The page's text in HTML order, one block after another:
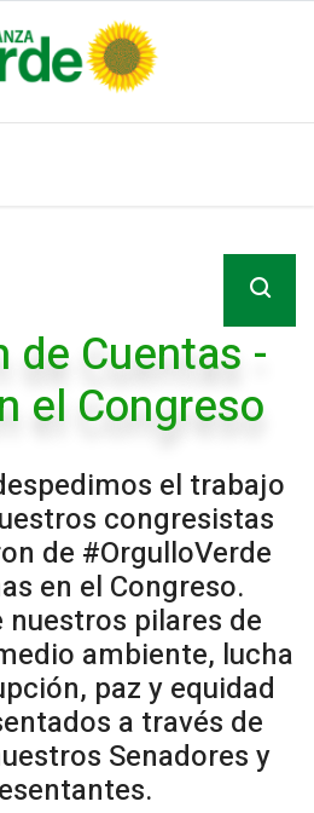
de Cuentas -
el Congreso
el trabajo
congresistas
de #OrgulloVerde
en el Congreso.
nuestros pilares de
ambiente, lucha
paz y equidad
a través de
Senadores y